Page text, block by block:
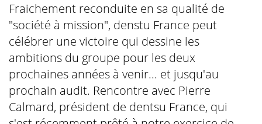
Fraichement reconduite en sa qualité de
"société à mission", denstu France peut
célébrer une victoire qui dessine les
ambitions du groupe pour les deux
prochaines années à venir... et jusqu'au
prochain audit. Rencontre avec Pierre
Calmard, président de dentsu France, qui